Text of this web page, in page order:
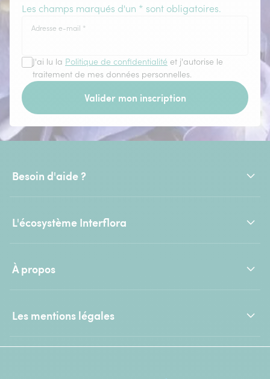
Les champs marqués d'un * sont obligatoires.
Adresse e-mail *
J'ai lu la Politique de confidentialité et j'autorise le
traitement de mes données personnelles.
Valider mon inscription
Besoin d'aide ?
L'écosystème Interflora
À propos
Les mentions légales